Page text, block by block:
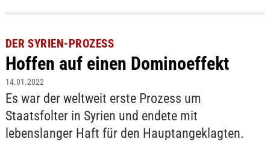
DER SYRIEN-PROZESS
Hoffen auf einen Dominoeffekt
14.01.2022
Es war der weltweit erste Prozess um
Staatsfolter in Syrien und endete mit
lebenslanger Haft für den Hauptangeklagten.